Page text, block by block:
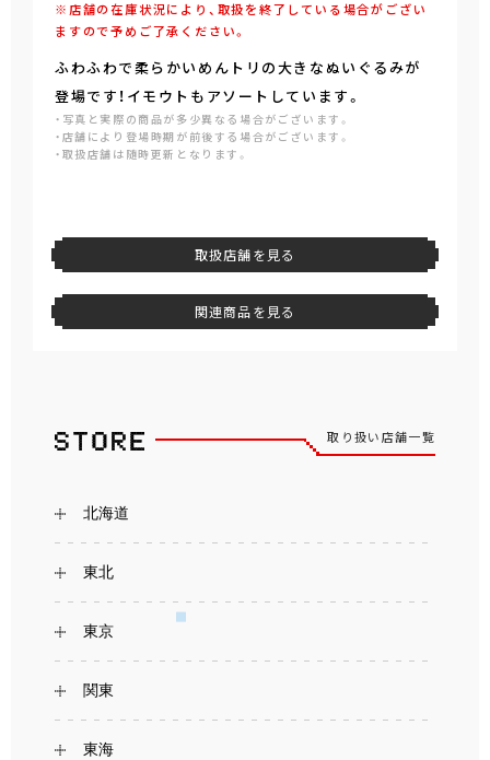
※店舗の在庫状況により、取扱を終了している場合がござい
ますので予めご了承ください。
ふわふわで柔らかいめんトリの大きなぬいぐるみが
登場です！イモウトもアソートしています。
・写真と実際の商品が多少異なる場合がございます。
・店舗により登場時期が前後する場合がございます。
・取扱店舗は随時更新となります。
取扱店舗を見る
関連商品を見る
取り扱い店舗一覧
北海道
東北
東京
関東
東海